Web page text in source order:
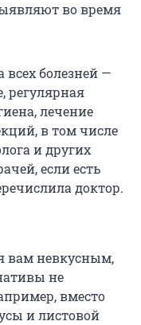
во время
болезней —
регулярная
лечение
в том числе
и других
если есть
доктор.
вам невкусным,
не
вместо
и листовой